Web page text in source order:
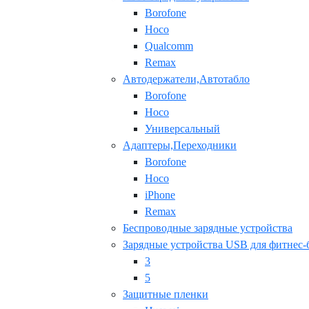
Borofone
Hoco
Qualcomm
Remax
Автодержатели,Автотабло
Borofone
Hoco
Универсальный
Адаптеры,Переходники
Borofone
Hoco
iPhone
Remax
Беспроводные зарядные устройства
Зарядные устройства USB для фитнес-
3
5
Защитные пленки